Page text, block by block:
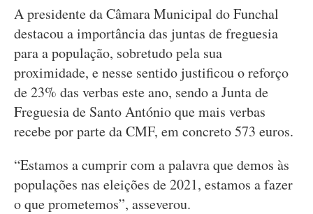
A presidente da Câmara Municipal do Funchal
destacou a importância das juntas de freguesia
para a população, sobretudo pela sua
proximidade, e nesse sentido justificou o reforço
de 23% das verbas este ano, sendo a Junta de
Freguesia de Santo António que mais verbas
recebe por parte da CMF, em concreto 573 euros.
“Estamos a cumprir com a palavra que demos às
populações nas eleições de 2021, estamos a fazer
o que prometemos”, asseverou.